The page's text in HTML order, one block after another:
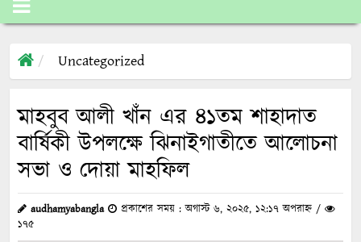
Uncategorized
মাহবুব আলী খাঁন এর ৪১তম শাহাদাত
বার্ষিকী উপলক্ষে ঝিনাইগাতীতে আলোচনা
সভা ও দোয়া মাহফিল
audhamyabangla
প্রকাশের সময় : অগাস্ট ৬, ২০২৫, ১২:১৭ অপরাহ্ন /
১৭৫